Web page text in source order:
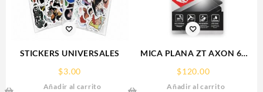
STICKERS UNIVERSALES
$3.00
Añadir al carrito
MICA PLANA ZT AXON 60
$120.00
Añadir al carrito